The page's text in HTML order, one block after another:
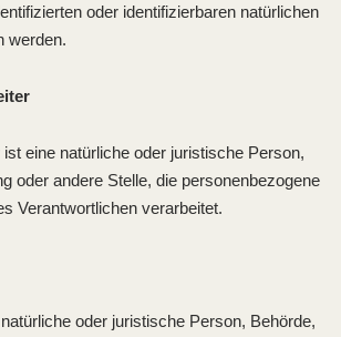
oder identifizierbaren natürlichen
werden.
eine natürliche oder juristische Person,
oder andere Stelle, die personenbezogene
Verantwortlichen verarbeitet.
oder juristische Person, Behörde,